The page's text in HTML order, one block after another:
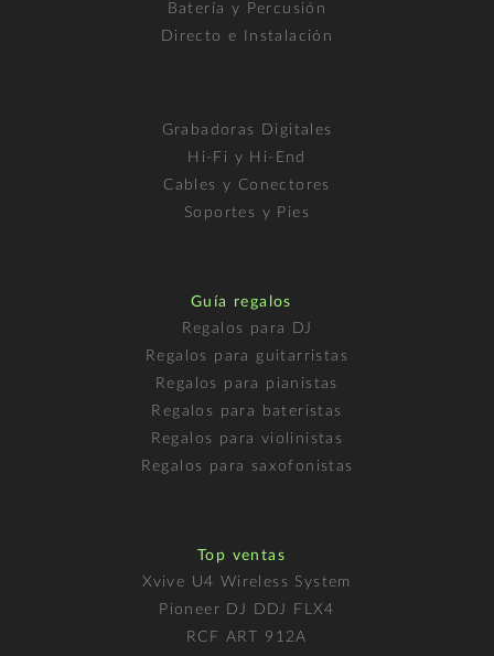
Batería y Percusión
Directo e Instalación
Grabadoras Digitales
Hi-Fi y Hi-End
Cables y Conectores
Soportes y Pies
Guía regalos
Regalos para DJ
Regalos para guitarristas
Regalos para pianistas
Regalos para bateristas
Regalos para violinistas
Regalos para saxofonistas
Top ventas
Xvive U4 Wireless System
Pioneer DJ DDJ FLX4
RCF ART 912A